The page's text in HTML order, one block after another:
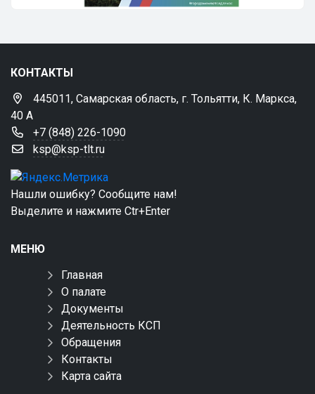
КОНТАКТЫ
445011, Самарская область, г. Тольятти, К. Маркса,
40 А
+7 (848) 226-1090
ksp@ksp-tlt.ru
Нашли ошибку? Сообщите нам!
Выделите и нажмите Ctr+Enter
МЕНЮ
Главная
О палате
Документы
Деятельность КСП
Обращения
Контакты
Карта сайта